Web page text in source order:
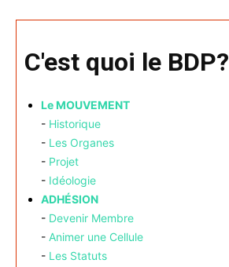
C'est quoi le BDP?
Le MOUVEMENT
- Historique
- Les Organes
- Projet
- Idéologie
ADHÉSION
- Devenir Membre
- Animer une Cellule
- Les Statuts